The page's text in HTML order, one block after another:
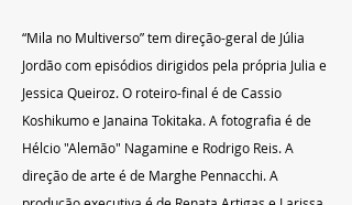
“Mila no Multiverso” tem direção-geral de Júlia
Jordão com episódios dirigidos pela própria Julia e
Jessica Queiroz. O roteiro-final é de Cassio
Koshikumo e Janaina Tokitaka. A fotografia é de
Hélcio "Alemão" Nagamine e Rodrigo Reis. A
direção de arte é de Marghe Pennacchi. A